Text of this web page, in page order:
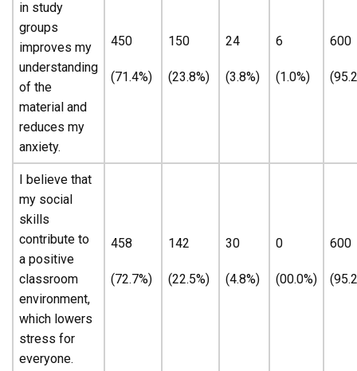
in study
groups
improves my
understanding
of the
material and
reduces my
anxiety.
450
(71.4%)
150
(23.8%)
24
(3.8%)
6
(1.0%)
600
I believe that
my social
skills
contribute to
a positive
classroom
environment,
which lowers
stress for
everyone.
458
(72.7%)
142
(22.5%)
30
(4.8%)
0
(00.0%)
600